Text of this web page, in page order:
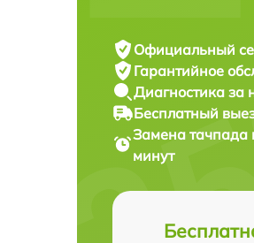
Официальный
Гарантийное
Диагностика за
Бесплатный
Замена тачпада
минут